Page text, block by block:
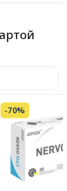
-70%